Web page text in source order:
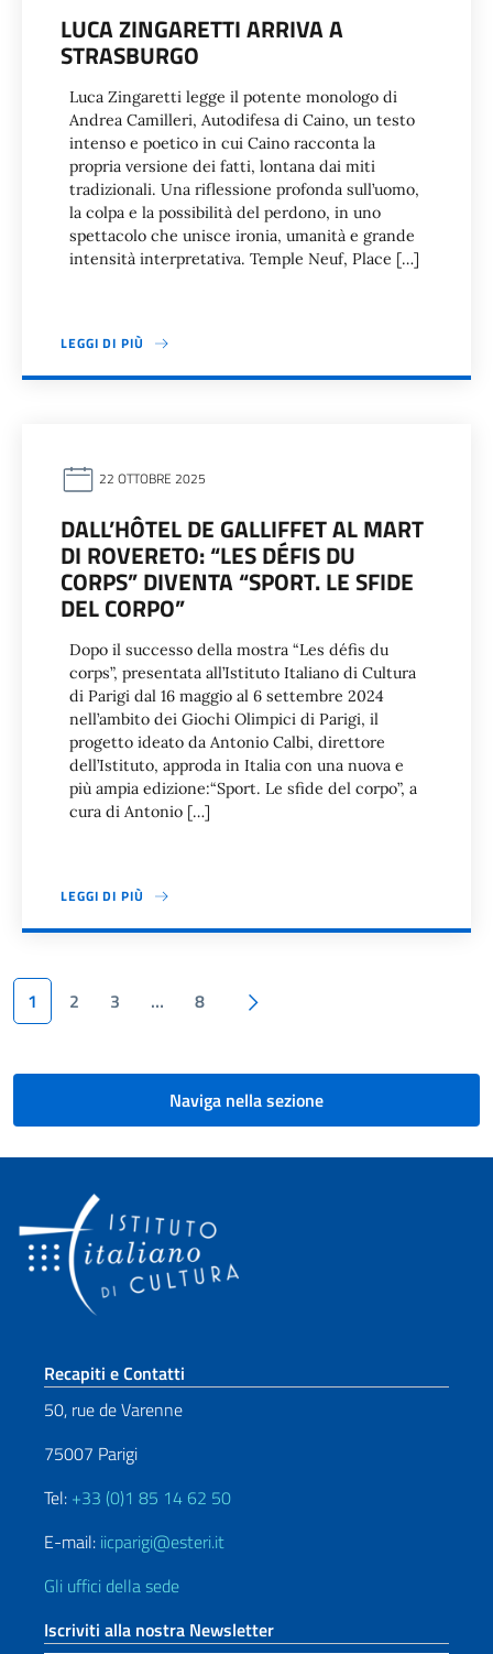
LUCA ZINGARETTI ARRIVA A
STRASBURGO
Luca Zingaretti legge il potente monologo di
Andrea Camilleri, Autodifesa di Caino, un testo
intenso e poetico in cui Caino racconta la
propria versione dei fatti, lontana dai miti
tradizionali. Una riflessione profonda sull’uomo,
la colpa e la possibilità del perdono, in uno
spettacolo che unisce ironia, umanità e grande
intensità interpretativa. Temple Neuf, Place […]
LEGGI DI PIÙ
22 OTTOBRE 2025
DALL’HÔTEL DE GALLIFFET AL MART
DI ROVERETO: “LES DÉFIS DU
CORPS” DIVENTA “SPORT. LE SFIDE
DEL CORPO”
Dopo il successo della mostra “Les défis du
corps”, presentata all’Istituto Italiano di Cultura
di Parigi dal 16 maggio al 6 settembre 2024
nell’ambito dei Giochi Olimpici di Parigi, il
progetto ideato da Antonio Calbi, direttore
dell’Istituto, approda in Italia con una nuova e
più ampia edizione:“Sport. Le sfide del corpo”, a
cura di Antonio […]
LEGGI DI PIÙ
Paginazione
1 2 3 … 8
Naviga nella sezione
Sezione footer
Recapiti e Contatti
50, rue de Varenne
75007 Parigi
Tel: +33 (0)1 85 14 62 50
E-mail: iicparigi@esteri.it
Gli uffici della sede
Iscriviti alla nostra Newsletter